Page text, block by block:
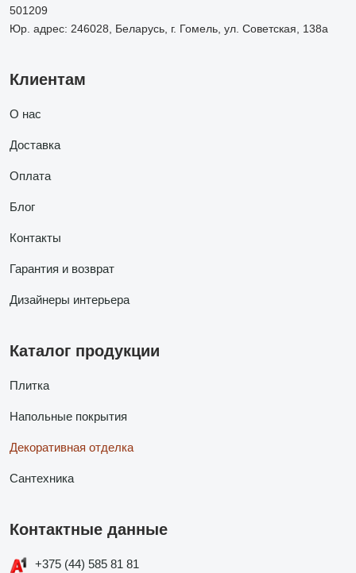
501209
Юр. адрес: 246028, Беларусь, г. Гомель, ул. Советская, 138а
Клиентам
О нас
Доставка
Оплата
Блог
Контакты
Гарантия и возврат
Дизайнеры интерьера
Каталог продукции
Плитка
Напольные покрытия
Декоративная отделка
Сантехника
Контактные данные
+375 (44) 585 81 81